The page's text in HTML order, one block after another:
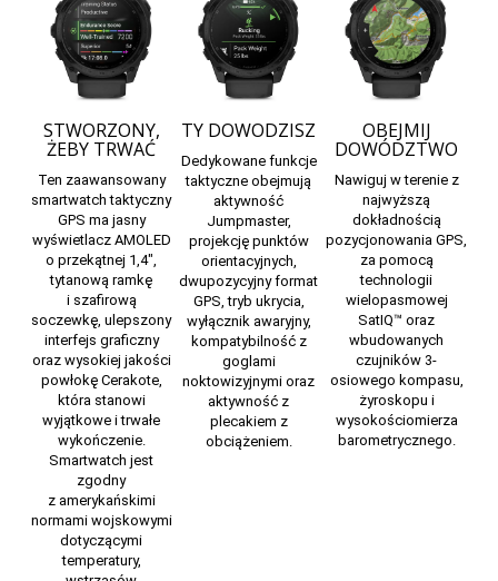
STWORZONY,
ŻEBY TRWAĆ
Ten zaawansowany
smartwatch taktyczny
GPS ma jasny
wyświetlacz AMOLED
o przekątnej 1,4″,
tytanową ramkę
i szafirową
soczewkę, ulepszony
interfejs graficzny
oraz wysokiej jakości
powłokę Cerakote,
która stanowi
wyjątkowe i trwałe
wykończenie.
Smartwatch jest
zgodny
z amerykańskimi
normami wojskowymi
dotyczącymi
temperatury,
TY DOWODZISZ
Dedykowane funkcje
taktyczne obejmują
aktywność
Jumpmaster,
projekcję punktów
orientacyjnych,
dwupozycyjny format
GPS, tryb ukrycia,
wyłącznik awaryjny,
kompatybilność z
goglami
noktowizyjnymi oraz
aktywność z
plecakiem z
obciążeniem.
OBEJMIJ
DOWÓDZTWO
Nawiguj w terenie z
najwyższą
dokładnością
pozycjonowania GPS,
za pomocą
technologii
wielopasmowej
SatIQ™ oraz
wbudowanych
czujników 3-
osiowego kompasu,
żyroskopu i
wysokościomierza
barometrycznego.